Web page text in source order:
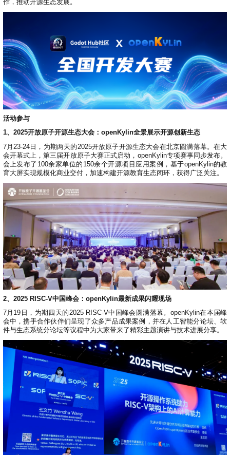
作，推动开源生态发展。
活动参与
1、2025开放原子开源生态大会：openKylin全景展示开源创新生态
7月23-24日，为期两天的2025开放原子开源生态大会在北京圆满落幕。在大
会开幕式上，第三届开放原子大赛正式启动，openKylin专项赛事同步发布。
会上发布了100余家单位的150余个开源项目应用案例，基于openKylin的教
育大屏实现规模化商业交付，加速构建开源教育生态闭环，获得广泛关注。
2、2025 RISC-V中国峰会：openKylin最新成果闪耀现场
7月19日，为期四天的2025 RISC-V中国峰会圆满落幕。openKylin在本届峰
会中，携手合作伙伴们呈现了众多产品成果案例，并在人工智能分论坛、软
件与生态系统分论坛等议程中为大家带来了精彩主题演讲与技术进展分享。